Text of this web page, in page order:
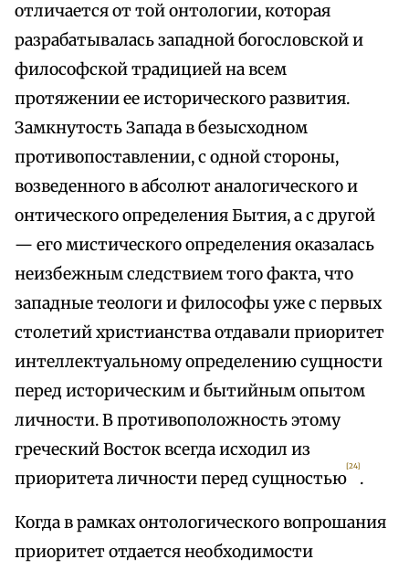
отличается от той онтологии, которая
разрабатывалась западной богословской и
философской традицией на всем
протяжении ее исторического развития.
Замкнутость Запада в безысходном
противопоставлении, с одной стороны,
возведенного в абсолют аналогического и
онтического определения Бытия, а с другой
— его мистического определения оказалась
неизбежным следствием того факта, что
западные теологи и философы уже с первых
столетий христианства отдавали приоритет
интеллектуальному определению сущности
перед историческим и бытийным опытом
личности. В противоположность этому
греческий Восток всегда исходил из
приоритета личности перед сущностью
[24]
.
Когда в рамках онтологического вопрошания
приоритет отдается необходимости